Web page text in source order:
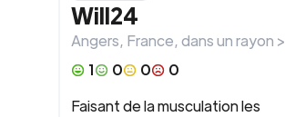
Will24
Angers, France, dans un rayon >
1
0 0
0
Faisant de la musculation les